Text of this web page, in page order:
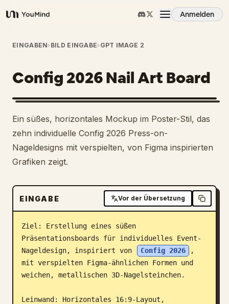
YouMind
Anmelden
Übersicht
Anwendungsfälle
Prompts
Download
Blog
Updates
EINGABEN› BILD EINGABE› GPT IMAGE 2
Config 2026 Nail Art Board
Ein süßes, horizontales Mockup im Poster-Stil, das
zehn individuelle Config 2026 Press-on-
Nageldesigns mit verspielten, von Figma inspirierten
Grafiken zeigt.
EINGABE Vor der Übersetzung
Ziel: Erstellung eines süßen
Präsentationsboards für individuelles Event-
Nageldesign, inspiriert von
Config 2026
,
mit verspielten Figma-ähnlichen Formen und
weichen, metallischen 3D-Nagelsteinchen.
Leinwand: Horizontales 16:9-Layout,